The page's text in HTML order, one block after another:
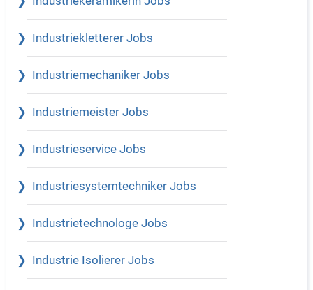
Industriekletterer Jobs
Industriemechaniker Jobs
Industriemeister Jobs
Industrieservice Jobs
Industriesystemtechniker Jobs
Industrietechnologe Jobs
Industrie Isolierer Jobs